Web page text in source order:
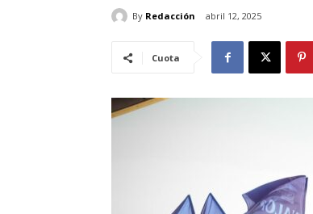
By Redacción abril 12, 2025
Cuota